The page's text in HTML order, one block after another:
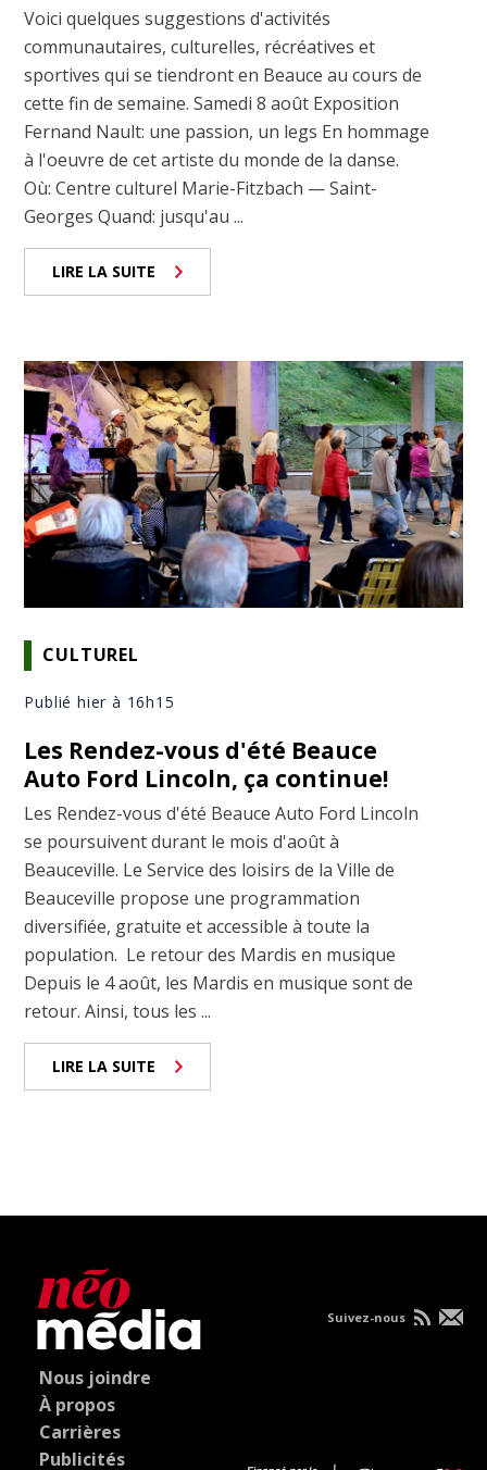
Voici quelques suggestions d'activités
communautaires, culturelles, récréatives et
sportives qui se tiendront en Beauce au cours de
cette fin de semaine. Samedi 8 août Exposition
Fernand Nault: une passion, un legs En hommage
à l'oeuvre de cet artiste du monde de la danse.
Où: Centre culturel Marie-Fitzbach — Saint-
Georges Quand: jusqu'au ...
LIRE LA SUITE
CULTUREL
Publié hier à 16h15
Les Rendez-vous d'été Beauce
Auto Ford Lincoln, ça continue!
Les Rendez-vous d'été Beauce Auto Ford Lincoln
se poursuivent durant le mois d'août à
Beauceville. Le Service des loisirs de la Ville de
Beauceville propose une programmation
diversifiée, gratuite et accessible à toute la
population. Le retour des Mardis en musique
Depuis le 4 août, les Mardis en musique sont de
retour. Ainsi, tous les ...
LIRE LA SUITE
Nous joindre
À propos
Carrières
Publicités
Suivez-nous